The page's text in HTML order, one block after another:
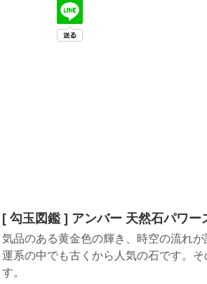
[ 勾玉図鑑 ] アンバー 天然石パワ
気品のある黄金色の輝き、時空の流れ
運系の中でも古くから人気の石です。
す。